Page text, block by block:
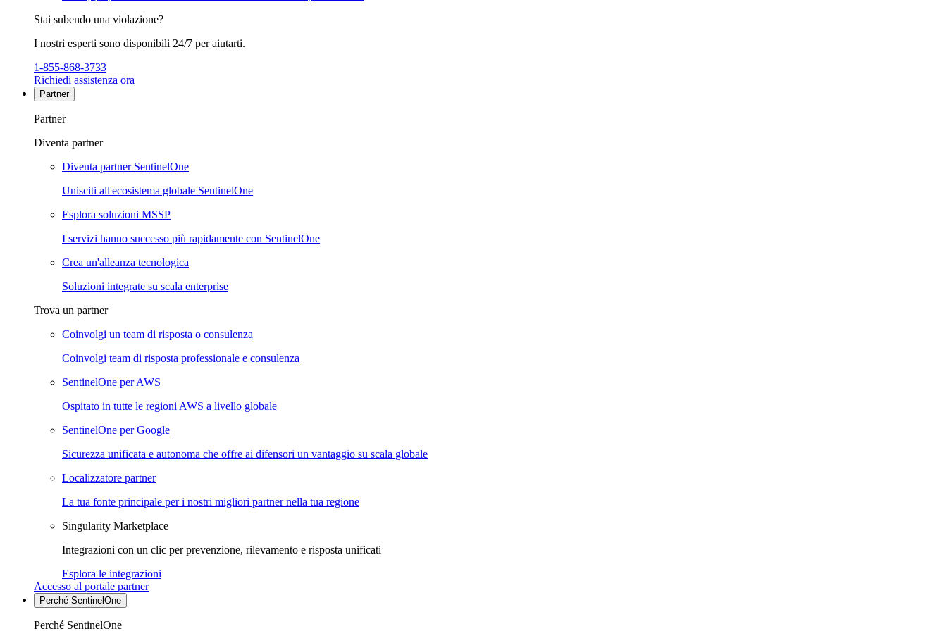
Stai subendo una violazione?
I nostri esperti sono disponibili 24/7 per aiutarti.
1-855-868-3733
Richiedi assistenza ora
Partner
Partner
Diventa partner
Diventa partner SentinelOne
Unisciti all'ecosistema globale SentinelOne
Esplora soluzioni MSSP
I servizi hanno successo più rapidamente con SentinelOne
Crea un'alleanza tecnologica
Soluzioni integrate su scala enterprise
Trova un partner
Coinvolgi un team di risposta o consulenza
Coinvolgi team di risposta professionale e consulenza
SentinelOne per AWS
Ospitato in tutte le regioni AWS a livello globale
SentinelOne per Google
Sicurezza unificata e autonoma che offre ai difensori un vantaggio su scala globale
Localizzatore partner
La tua fonte principale per i nostri migliori partner nella tua regione
Singularity Marketplace
Integrazioni con un clic per prevenzione, rilevamento e risposta unificati
Esplora le integrazioni
Accesso al portale partner
Perché SentinelOne
Perché SentinelOne